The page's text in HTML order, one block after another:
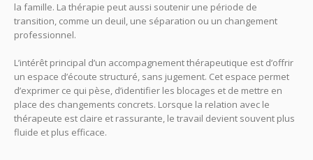
la famille. La thérapie peut aussi soutenir une période de
transition, comme un deuil, une séparation ou un changement
professionnel.
L’intérêt principal d’un accompagnement thérapeutique est d’offrir
un espace d’écoute structuré, sans jugement. Cet espace permet
d’exprimer ce qui pèse, d’identifier les blocages et de mettre en
place des changements concrets. Lorsque la relation avec le
thérapeute est claire et rassurante, le travail devient souvent plus
fluide et plus efficace.